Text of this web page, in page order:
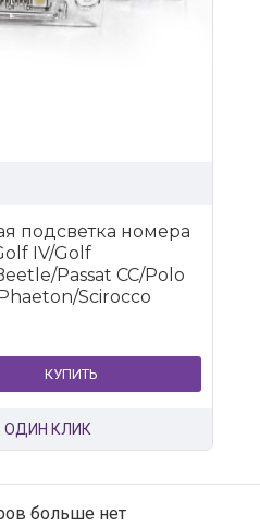
подсветка номера
IV/Golf
Passat CC/Polo
Scirocco
КУПИТЬ
ОДИН КЛИК
больше нет